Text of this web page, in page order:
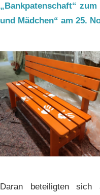
„Bankpatenschaft“
und Mädchen“ am 25.
Daran beteiligten sich